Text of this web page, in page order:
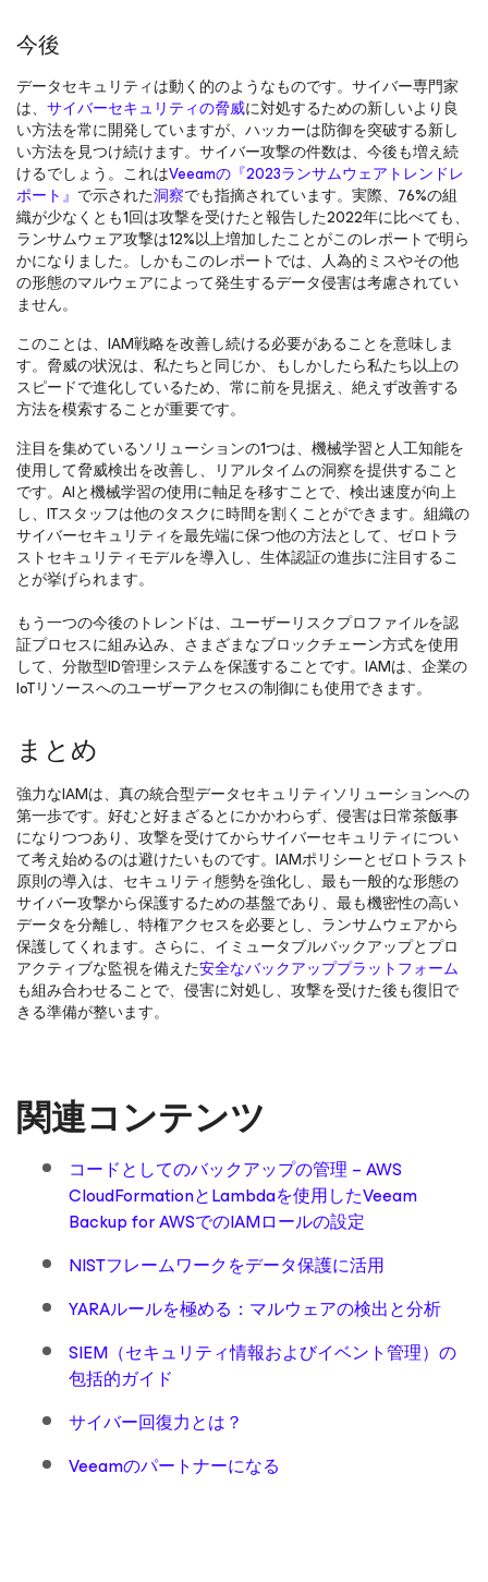
今後
データセキュリティは動く的のようなものです。サイバー専門家
は、 サイバーセキュリティの脅威に対処するための新しいより良
い方法を常に開発していますが、ハッカーは防御を突破する新し
い方法を見つけ続けます。サイバー攻撃の件数は、今後も増え続
けるでしょう。これはVeeamの『2023ランサムウェアトレンドレ
ポート』 で示された洞察でも指摘されています。実際、76%の組
織が少なくとも1回は攻撃を受けたと報告した2022年に比べても、
ランサムウェア攻撃は12%以上増加したことがこのレポートで明ら
かになりました。しかもこのレポートでは、人為的ミスやその他
の形態のマルウェアによって発生するデータ侵害は考慮されてい
ません。
このことは、IAM戦略を改善し続ける必要があることを意味しま
す。脅威の状況は、私たちと同じか、もしかしたら私たち以上の
スピードで進化しているため、常に前を見据え、絶えず改善する
方法を模索することが重要です。
注目を集めているソリューションの1つは、機械学習と人工知能を
使用して脅威検出を改善し、リアルタイムの洞察を提供すること
です。AIと機械学習の使用に軸足を移すことで、検出速度が向上
し、ITスタッフは他のタスクに時間を割くことができます。組織の
サイバーセキュリティを最先端に保つ他の方法として、ゼロトラ
ストセキュリティモデルを導入し、生体認証の進歩に注目するこ
とが挙げられます。
もう一つの今後のトレンドは、ユーザーリスクプロファイルを認
証プロセスに組み込み、さまざまなブロックチェーン方式を使用
して、分散型ID管理システムを保護することです。IAMは、企業の
IoTリソースへのユーザーアクセスの制御にも使用できます。
まとめ
強力なIAMは、真の統合型データセキュリティソリューションへの
第一歩です。好むと好まざるとにかかわらず、侵害は日常茶飯事
になりつつあり、攻撃を受けてからサイバーセキュリティについ
て考え始めるのは避けたいものです。IAMポリシーとゼロトラスト
原則の導入は、セキュリティ態勢を強化し、最も一般的な形態の
サイバー攻撃から保護するための基盤であり、最も機密性の高い
データを分離し、特権アクセスを必要とし、ランサムウェアから
保護してくれます。さらに、イミュータブルバックアップとプロ
アクティブな監視を備えた安全なバックアッププラットフォーム
も組み合わせることで、侵害に対処し、攻撃を受けた後も復旧で
きる準備が整います。
関連コンテンツ
コードとしてのバックアップの管理 – AWS
CloudFormationとLambdaを使用したVeeam
Backup for AWSでのIAMロールの設定
NISTフレームワークをデータ保護に活用
YARAルールを極める：マルウェアの検出と分析
SIEM（セキュリティ情報およびイベント管理）の
包括的ガイド
サイバー回復力とは？
Veeamのパートナーになる